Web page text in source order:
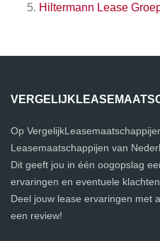
Hiltermann Lease
Op
Leasemaatschappijen van
Dit geeft jou in één oogopslag
ervaringen en eventuele
Deel jouw lease ervaringen met
een review!